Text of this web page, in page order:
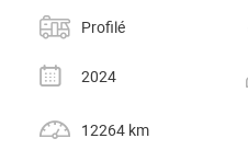
Catégorie
Profilé
Année
2024
12264 km